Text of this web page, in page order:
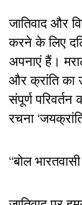
जातिवाद और
करने के लिए
अपनाएं हैं।
और क्रांति का
संपूर्ण
रचना
“बोल